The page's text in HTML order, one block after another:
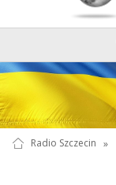
Radio Szczecin »